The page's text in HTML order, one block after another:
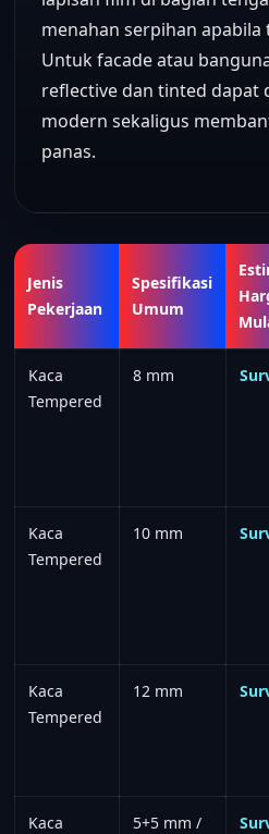
menahan serpihan
Untuk facade atau
reflective dan tinted dapat
modern sekaligus
panas.
Jenis
Pekerjaan
Spesifikasi
Umum
Kaca
Tempered
8 mm
Kaca
Tempered
10 mm
Kaca
Tempered
12 mm
Kaca
5+5 mm /